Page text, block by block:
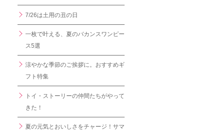
7/26は土用の丑の日
一枚で叶える、夏のバカンスワンピー
ス5選
涼やかな季節のご挨拶に。おすすめギ
フト特集
トイ・ストーリーの仲間たちがやって
きた！
夏の元気とおいしさをチャージ！サマ